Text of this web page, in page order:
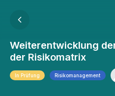
Weiterentwicklung
der Risikomatrix
In Prüfung Risikomanagement